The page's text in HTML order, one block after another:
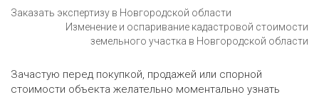
Заказать экспертизу в Новгородской области
Изменение и оспаривание кадастровой стоимости
земельного участка в Новгородской области
Зачастую перед покупкой, продажей или спорной
стоимости объекта желательно моментально узнать